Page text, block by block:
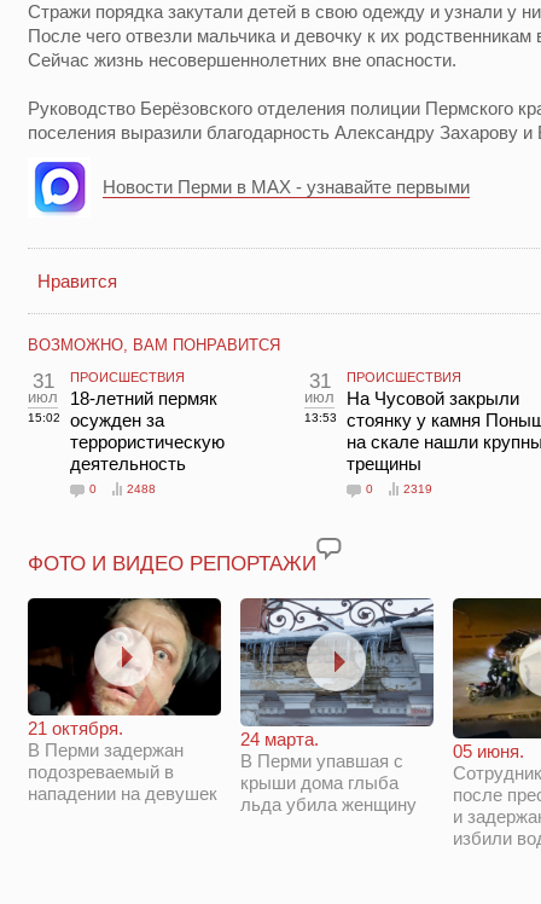
Стражи порядка закутали детей в свою одежду и узнали у
После чего отвезли мальчика и девочку к их
Сейчас жизнь несовершеннолетних вне опасности.
Руководство Берёзовского отделения полиции Пермского
поселения выразили благодарность Александру Захарову
Новости Перми в MAX - узнавайте первыми
Нравится
ВОЗМОЖНО, ВАМ ПОНРАВИТСЯ
31
июл
15:02
ПРОИСШЕСТВИЯ
18-летний пермяк
осужден за
террористическую
деятельность
0 2488
31
июл
13:53
ПРОИСШЕСТВИЯ
На Чусовой закрыли
стоянку у камня
на скале нашли
трещины
0 2319
ФОТО И ВИДЕО РЕПОРТАЖИ
21 октября.
В Перми задержан
подозреваемый в
нападении на девушек
24 марта.
В Перми упавшая с
крыши дома глыба
льда убила женщину
05 июня.
после
и
избили